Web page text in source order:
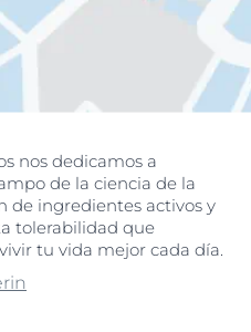
nos dedicamos a
de la ciencia de la
de ingredientes activos y
tolerabilidad que
tu vida mejor cada día.